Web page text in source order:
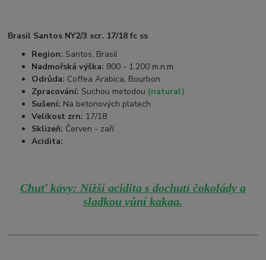
Brasil Santos NY2/3 scr. 17/18 fc ss
Region: Santos, Brasil
Nadmořská výška: 800 - 1.200 m.n.m.
Odrůda: Coffea Arabica, Bourbon
Zpracování: Suchou metodou (natural)
Sušení: Na betonových platech
Velikost zrn: 17/18
Sklizeň: Červen - zaří
Acidita:
Chuť kávy: Nižší acidita s dochutí čokolády a
sladkou vůní kakaa.